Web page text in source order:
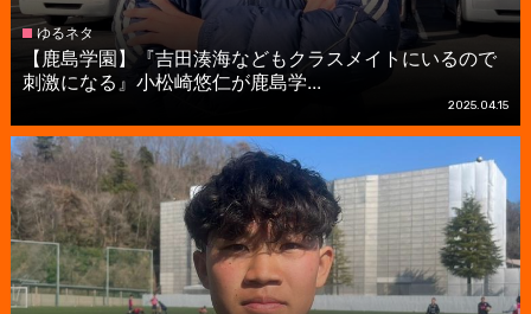
ゆるネタ
【鹿島学園】『吉田湊海などもクラスメイトにいるので
刺激になる』小松崎悠仁が鹿島学...
2025.04.15